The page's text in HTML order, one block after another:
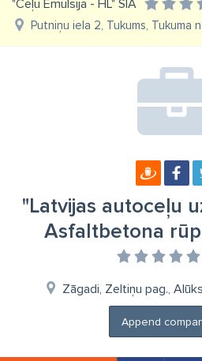
"Ceļu Emulsija - HL" SIA
Putniņu iela 2, Tukums, Tukuma
"Latvijas autoceļu
Asfaltbetona
Zāgadi, Zeltiņu pag.,
Append